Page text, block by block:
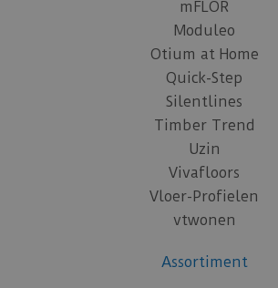
mFLOR
Moduleo
Otium at Home
Quick-Step
Silentlines
Timber Trend
Uzin
Vivafloors
Vloer-Profielen
vtwonen
Assortiment